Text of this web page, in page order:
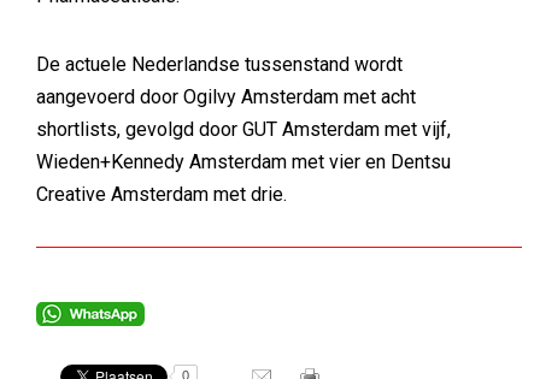
De actuele Nederlandse tussenstand wordt
aangevoerd door Ogilvy Amsterdam met acht
shortlists, gevolgd door GUT Amsterdam met vijf,
Wieden+Kennedy Amsterdam met vier en Dentsu
Creative Amsterdam met drie.
0